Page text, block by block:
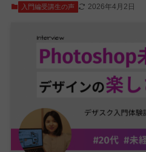
入門編受講生の声 2026年4月2日